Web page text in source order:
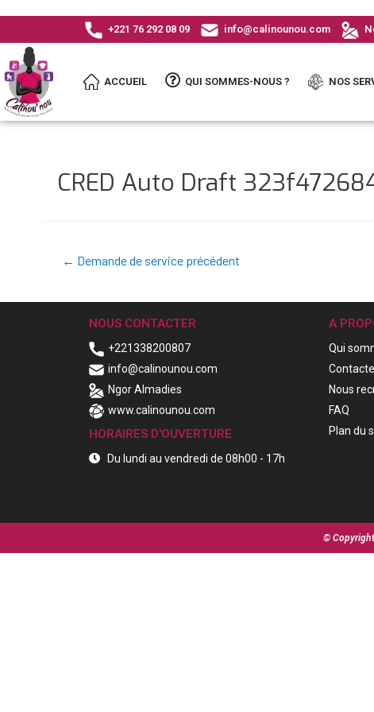
+221 76 292 08 09 info@calinounou.com
ACCUEIL QUI SOMMES-NOUS ? NOS
CRED Auto Draft
← Demande de service précédent
NOUS CONTACTER
+221338200807
info@calinounou.com
Ngor Almadies
www.calinounou.com
HORAIRES D'OUVERTURE
Du lundi au vendredi de 08h00 - 17h
A
Qui
Nous
FAQ
Plan du
© Copyright